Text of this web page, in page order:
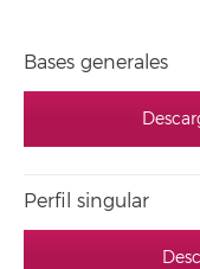
Bases generales
Perfil singular